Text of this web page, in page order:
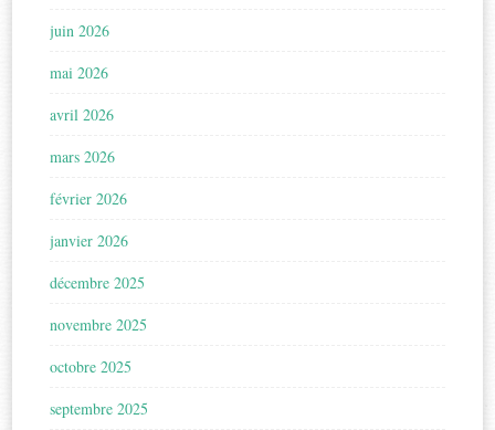
juin 2026
mai 2026
avril 2026
mars 2026
février 2026
janvier 2026
décembre 2025
novembre 2025
octobre 2025
septembre 2025